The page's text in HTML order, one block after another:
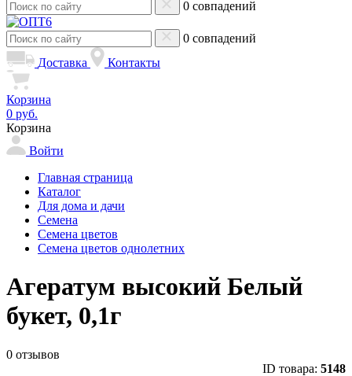
0 совпадений
0 совпадений
Доставка
Контакты
Корзина
0 руб.
Корзина
Войти
Главная страница
Каталог
Для дома и дачи
Семена
Семена цветов
Семена цветов однолетних
Агератум высокий Белый
букет, 0,1г
0 отзывов
ID товара: 5148